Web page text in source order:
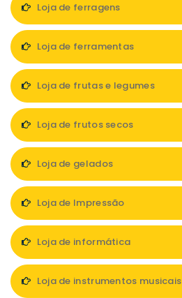
Loja de ferragens
Loja de ferramentas
Loja de frutas e legumes
Loja de frutos secos
Loja de gelados
Loja de Impressão
Loja de informática
Loja de instrumentos musicais